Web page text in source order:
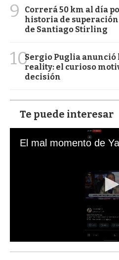
9
Correrá 50 km al día
historia de
de Santiago Stirling
10Sergio Puglia anunció
reality: el curioso
decisión
Te puede interesar
s